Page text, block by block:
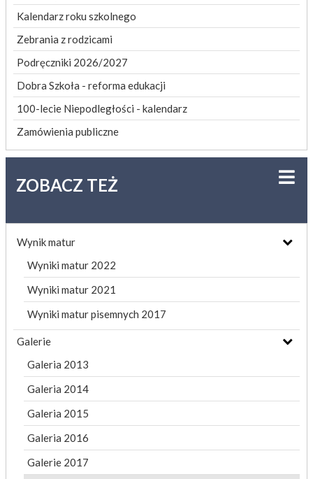
Kalendarz roku szkolnego
Zebrania z rodzicami
Podręczniki 2026/2027
Dobra Szkoła - reforma edukacji
100-lecie Niepodległości - kalendarz
Zamówienia publiczne
ZOBACZ TEŻ
Wynik matur
Wyniki matur 2022
Wyniki matur 2021
Wyniki matur pisemnych 2017
Galerie
Galeria 2013
Galeria 2014
Galeria 2015
Galeria 2016
Galerie 2017